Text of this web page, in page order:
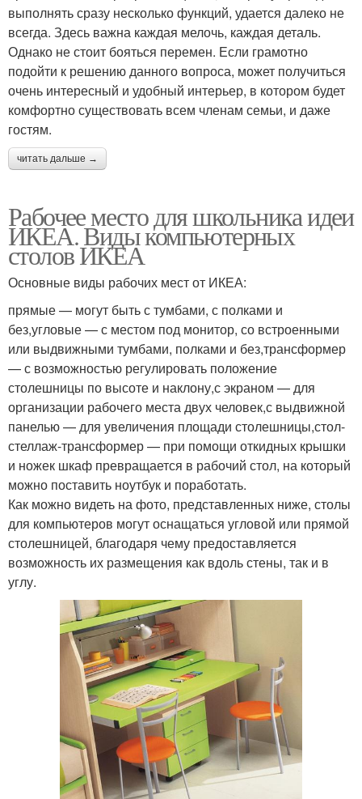
выполнять сразу несколько функций, удается далеко не
всегда. Здесь важна каждая мелочь, каждая деталь.
Однако не стоит бояться перемен. Если грамотно
подойти к решению данного вопроса, может получиться
очень интересный и удобный интерьер, в котором будет
комфортно существовать всем членам семьи, и даже
гостям.
читать дальше →
Рабочее место для школьника идеи
ИКЕА. Виды компьютерных
столов ИКЕА
Основные виды рабочих мест от ИКЕА:
прямые — могут быть с тумбами, с полками и
без,угловые — с местом под монитор, со встроенными
или выдвижными тумбами, полками и без,трансформер
— с возможностью регулировать положение
столешницы по высоте и наклону,с экраном — для
организации рабочего места двух человек,с выдвижной
панелью — для увеличения площади столешницы,стол-
стеллаж-трансформер — при помощи откидных крышки
и ножек шкаф превращается в рабочий стол, на который
можно поставить ноутбук и поработать.
Как можно видеть на фото, представленных ниже, столы
для компьютеров могут оснащаться угловой или прямой
столешницей, благодаря чему предоставляется
возможность их размещения как вдоль стены, так и в
углу.